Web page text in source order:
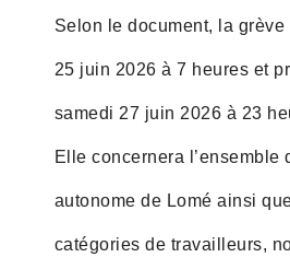
Selon le document, la
25 juin 2026 à 7 heures et
samedi 27 juin 2026 à 23
Elle concernera l’ensemble
autonome de Lomé ainsi
catégories de travailleurs,